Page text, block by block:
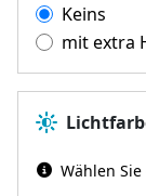
Keins
mit extra
Wählen